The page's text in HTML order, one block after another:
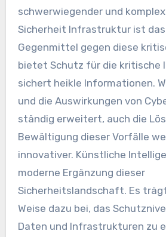
schwerwiegender und
Sicherheit Infrastruktur ist
Gegenmittel gegen diese
bietet Schutz für die kritische
sichert heikle Informationen.
und die Auswirkungen von
ständig erweitert, auch die
Bewältigung dieser Vorfälle
innovativer. Künstliche
moderne Ergänzung dieser
Sicherheitslandschaft. Es
Weise dazu bei, das
Daten und Infrastrukturen zu